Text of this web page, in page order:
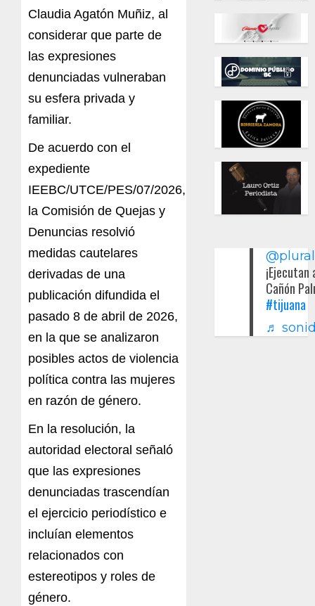
Claudia Agatón Muñiz, al
considerar que parte de
las expresiones
denunciadas vulneraban
su esfera privada y
familiar.
De acuerdo con el
expediente
IEEBC/UTCE/PES/07/2026,
la Comisión de Quejas y
Denuncias resolvió
medidas cautelares
derivadas de una
publicación difundida el
pasado 8 de abril de 2026,
en la que se analizaron
posibles actos de violencia
política contra las mujeres
en razón de género.
En la resolución, la
autoridad electoral señaló
que las expresiones
denunciadas trascendían
el ejercicio periodístico e
incluían elementos
relacionados con
estereotipos y roles de
género.
Cañón
#tijuana
♬